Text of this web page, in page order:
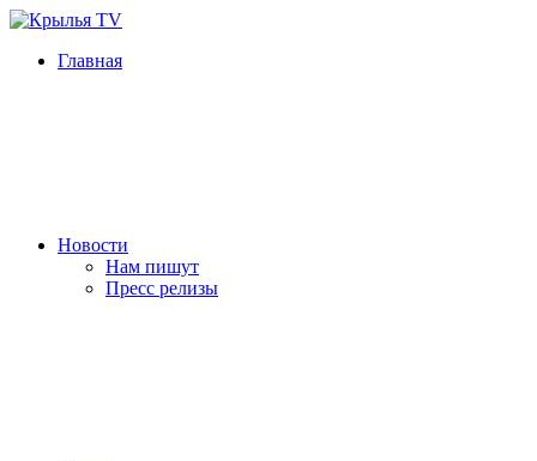
Главная
Новости
Нам пишут
Пресс релизы